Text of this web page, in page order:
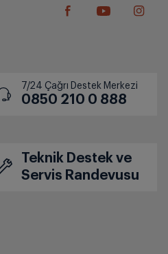
7/24 Çağrı Destek Merkezi
0850 210 0 888
Teknik Destek ve
Servis Randevusu